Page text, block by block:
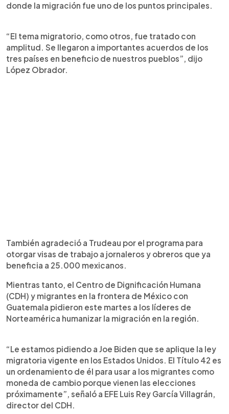
donde la migración fue uno de los puntos principales.
“El tema migratorio, como otros, fue tratado con
amplitud. Se llegaron a importantes acuerdos de los
tres países en beneficio de nuestros pueblos”, dijo
López Obrador.
También agradeció a Trudeau por el programa para
otorgar visas de trabajo a jornaleros y obreros que ya
beneficia a 25.000 mexicanos.
Mientras tanto, el Centro de Dignificación Humana
(CDH) y migrantes en la frontera de México con
Guatemala pidieron este martes a los líderes de
Norteamérica humanizar la migración en la región.
“Le estamos pidiendo a Joe Biden que se aplique la ley
migratoria vigente en los Estados Unidos. El Título 42 es
un ordenamiento de él para usar a los migrantes como
moneda de cambio porque vienen las elecciones
próximamente”, señaló a EFE Luis Rey García Villagrán,
director del CDH.